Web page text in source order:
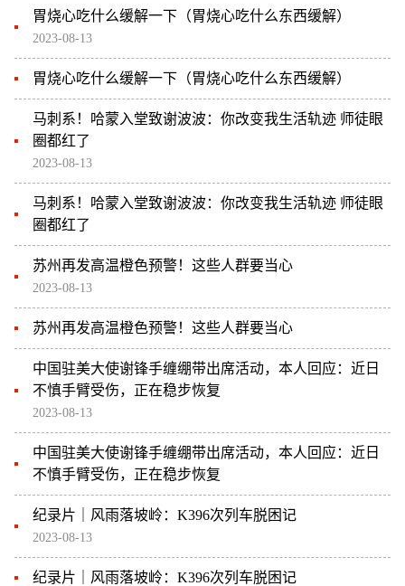
胃烧心吃什么缓解一下（胃烧心吃什么东西缓解）
2023-08-13
胃烧心吃什么缓解一下（胃烧心吃什么东西缓解）
马刺系！哈蒙入堂致谢波波：你改变我生活轨迹 师徒眼
圈都红了
2023-08-13
马刺系！哈蒙入堂致谢波波：你改变我生活轨迹 师徒眼
圈都红了
苏州再发高温橙色预警！这些人群要当心
2023-08-13
苏州再发高温橙色预警！这些人群要当心
中国驻美大使谢锋手缠绷带出席活动，本人回应：近日
不慎手臂受伤，正在稳步恢复
2023-08-13
中国驻美大使谢锋手缠绷带出席活动，本人回应：近日
不慎手臂受伤，正在稳步恢复
纪录片｜风雨落坡岭：K396次列车脱困记
2023-08-13
纪录片｜风雨落坡岭：K396次列车脱困记